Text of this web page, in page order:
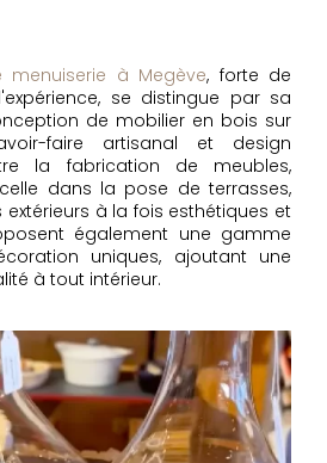
menuiserie à Megève, forte de
se distingue par sa
de mobilier en bois sur
faire artisanal et design
la fabrication de meubles,
dans la pose de terrasses,
à la fois esthétiques et
également une gamme
uniques, ajoutant une
à tout intérieur.